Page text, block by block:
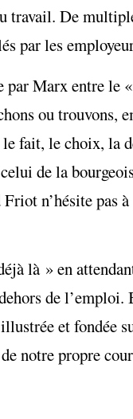
De
par les
Marx entre le
ou trouvons,
fait, le choix,
de la
n’hésite pas
là » en
de
et fondée
notre propre